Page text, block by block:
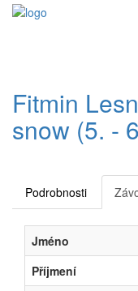
Fitmin
snow (5. -
Podrobnosti
Jméno
Příjmení